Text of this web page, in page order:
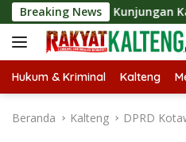
Langsung
ke
konten
Breaking News
Kunjungan Kaji Tiru Ke
Hukum & Kriminal Kalteng
Beranda Kalteng DPRD